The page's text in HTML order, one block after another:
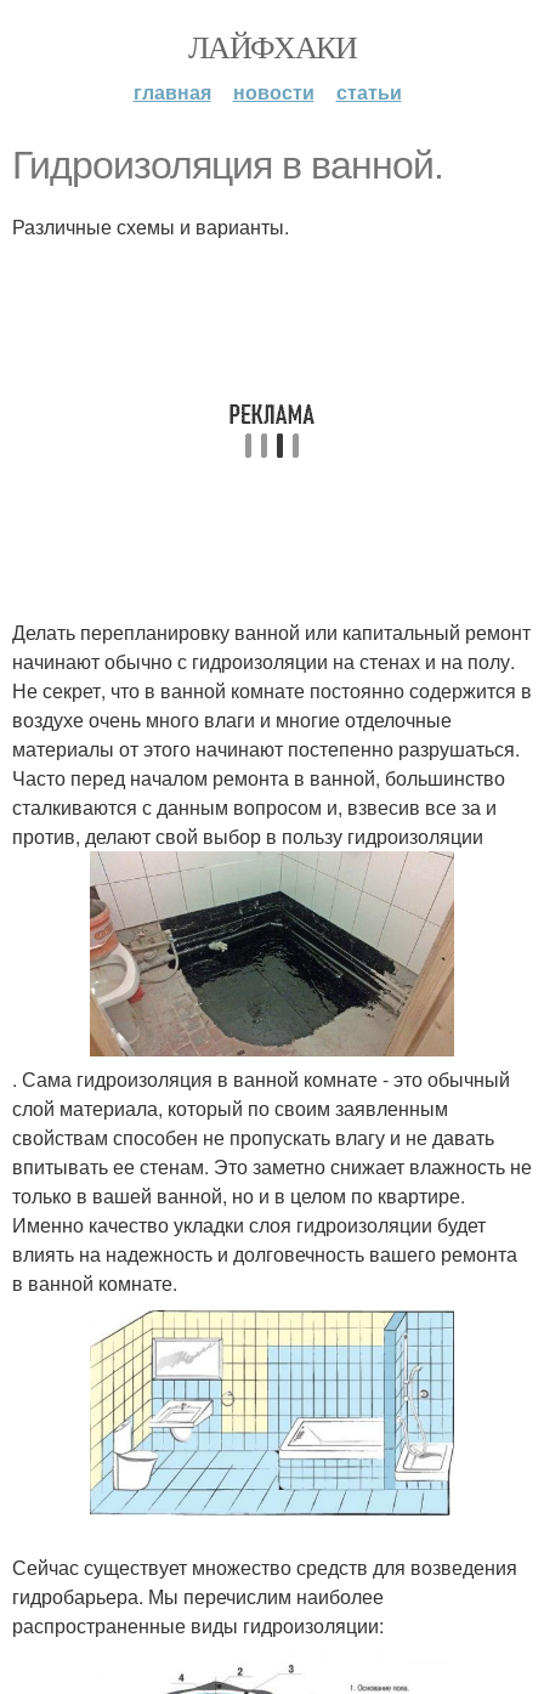
ЛАЙФХАКИ
главная новости статьи
Гидроизоляция в ванной.
Различные схемы и варианты.
Делать перепланировку ванной или капитальный ремонт
начинают обычно с гидроизоляции на стенах и на полу.
Не секрет, что в ванной комнате постоянно содержится в
воздухе очень много влаги и многие отделочные
материалы от этого начинают постепенно разрушаться.
Часто перед началом ремонта в ванной, большинство
сталкиваются с данным вопросом и, взвесив все за и
против, делают свой выбор в пользу гидроизоляции
. Сама гидроизоляция в ванной комнате - это обычный
слой материала, который по своим заявленным
свойствам способен не пропускать влагу и не давать
впитывать ее стенам. Это заметно снижает влажность не
только в вашей ванной, но и в целом по квартире.
Именно качество укладки слоя гидроизоляции будет
влиять на надежность и долговечность вашего ремонта
в ванной комнате.
Сейчас существует множество средств для возведения
гидробарьера. Мы перечислим наиболее
распространенные виды гидроизоляции: